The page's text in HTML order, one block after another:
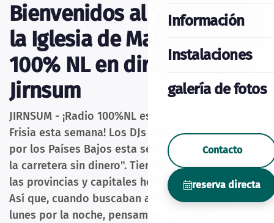
Información
Instalaciones
galería de fotos
Contacto
reserva directa
Bienvenidos al 'estudio' de
la Iglesia de Mauricio: radio
100% NL en directo desde
Jirnsum
JIRNSUM - ¡Radio 100%NL estuvo con nosotros en
Frisia esta semana! Los DJs Giorgio e Ingrid viajan
por los Países Bajos esta semana con el reto "En
la carretera sin dinero". Tienen que visitar todas
las provincias y capitales holandesas en 5 días.
Así que, cuando buscaban alojamiento para el
lunes por la noche, pensamos: ¡¿por qué no?!